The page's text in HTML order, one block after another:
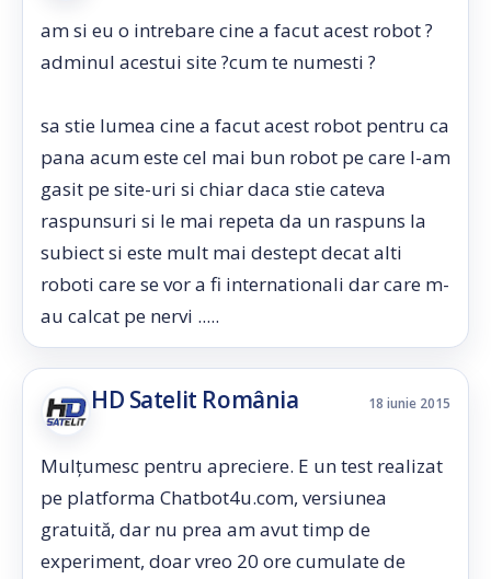
am si eu o intrebare cine a facut acest robot ?
adminul acestui site ?cum te numesti ?
sa stie lumea cine a facut acest robot pentru ca
pana acum este cel mai bun robot pe care l-am
gasit pe site-uri si chiar daca stie cateva
raspunsuri si le mai repeta da un raspuns la
subiect si este mult mai destept decat alti
roboti care se vor a fi internationali dar care m-
au calcat pe nervi .....
HD Satelit România 18 iunie 2015
Mulțumesc pentru apreciere. E un test realizat
pe platforma Chatbot4u.com, versiunea
gratuită, dar nu prea am avut timp de
experiment, doar vreo 20 ore cumulate de